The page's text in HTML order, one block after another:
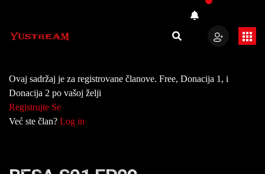
Ovaj sadržaj je za registrovane članove. Free, Donacija 1, i
Donacija 2 po vašoj želji
Registrujte Se
Već ste član? Log in